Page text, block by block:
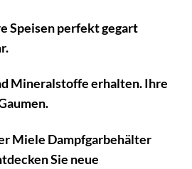
Speisen perfekt gegart
Mineralstoffe erhalten. Ihre
Miele Dampfgarbehälter
Sie neue